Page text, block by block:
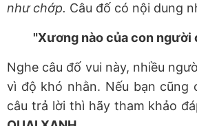
như chớp. Câu đố có nội dung
"Xương nào của con người
Nghe câu đố vui này, nhiều
vì độ khó nhằn. Nếu bạn cũng
câu trả lời thì hãy tham khảo